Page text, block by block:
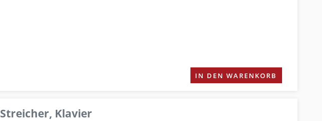
IN DEN WARENKORB
Klavier